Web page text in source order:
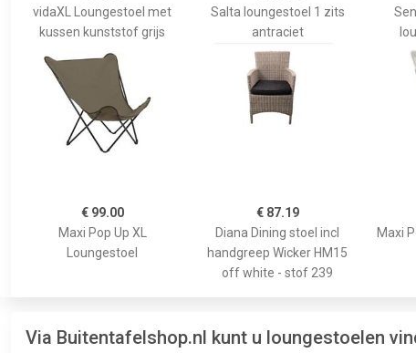
vidaXL Loungestoel met
kussen kunststof grijs
Salta loungestoel 1 zits
antraciet
€ 99.00
Maxi Pop Up XL
Loungestoel
€ 87.19
Diana Dining stoel incl
handgreep Wicker HM15
off white - stof 239
Maxi
Via Buitentafelshop.nl kunt u loungestoelen